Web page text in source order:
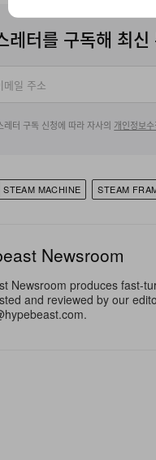
레터를 구독해 최
레터 구독 신청에 따라 자사의 개인정보
STEAM MACHINE STEAM
Newsroom
Newsroom produces fast-
and reviewed by our